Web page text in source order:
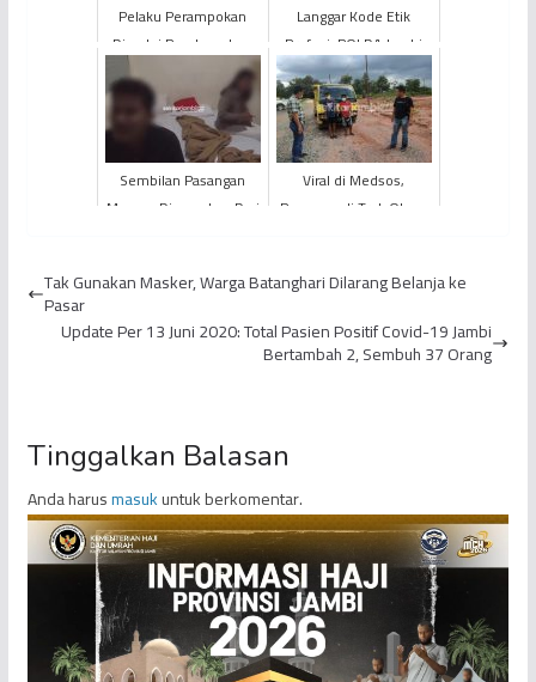
Pelaku Perampokan
Disertai Pembunuhan
Diringkus Polisi
Langgar Kode Etik
Profesi, POLDA Jambi
Pecat Dua Anggota
Polisi
Sembilan Pasangan
Mesum Diamankan Dari
Viral di Medsos,
Pengemudi Truk Oleng
Tak Gunakan Masker, Warga Batanghari Dilarang Belanja ke
Pasar
Update Per 13 Juni 2020: Total Pasien Positif Covid-19 Jambi
Bertambah 2, Sembuh 37 Orang
Tinggalkan Balasan
Anda harusmasukuntuk berkomentar.